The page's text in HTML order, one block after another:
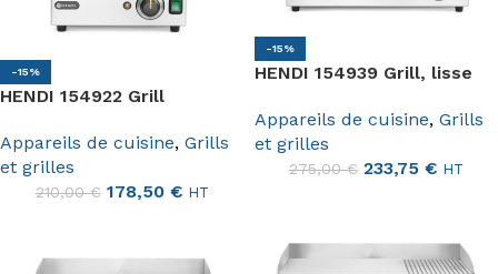
-15%
HENDI 154922 Grill
Appareils de cuisine, Grills
et grilles
210,00€ 178,50 € HT
-15%
HENDI 154939 Grill, lisse
Appareils de cuisine, Grills
et grilles
275,00€ 233,75 € HT